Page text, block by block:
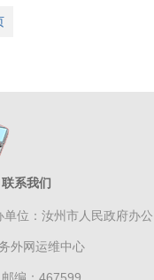
联系我们
位：汝州市人民政府办公
外网运维中心